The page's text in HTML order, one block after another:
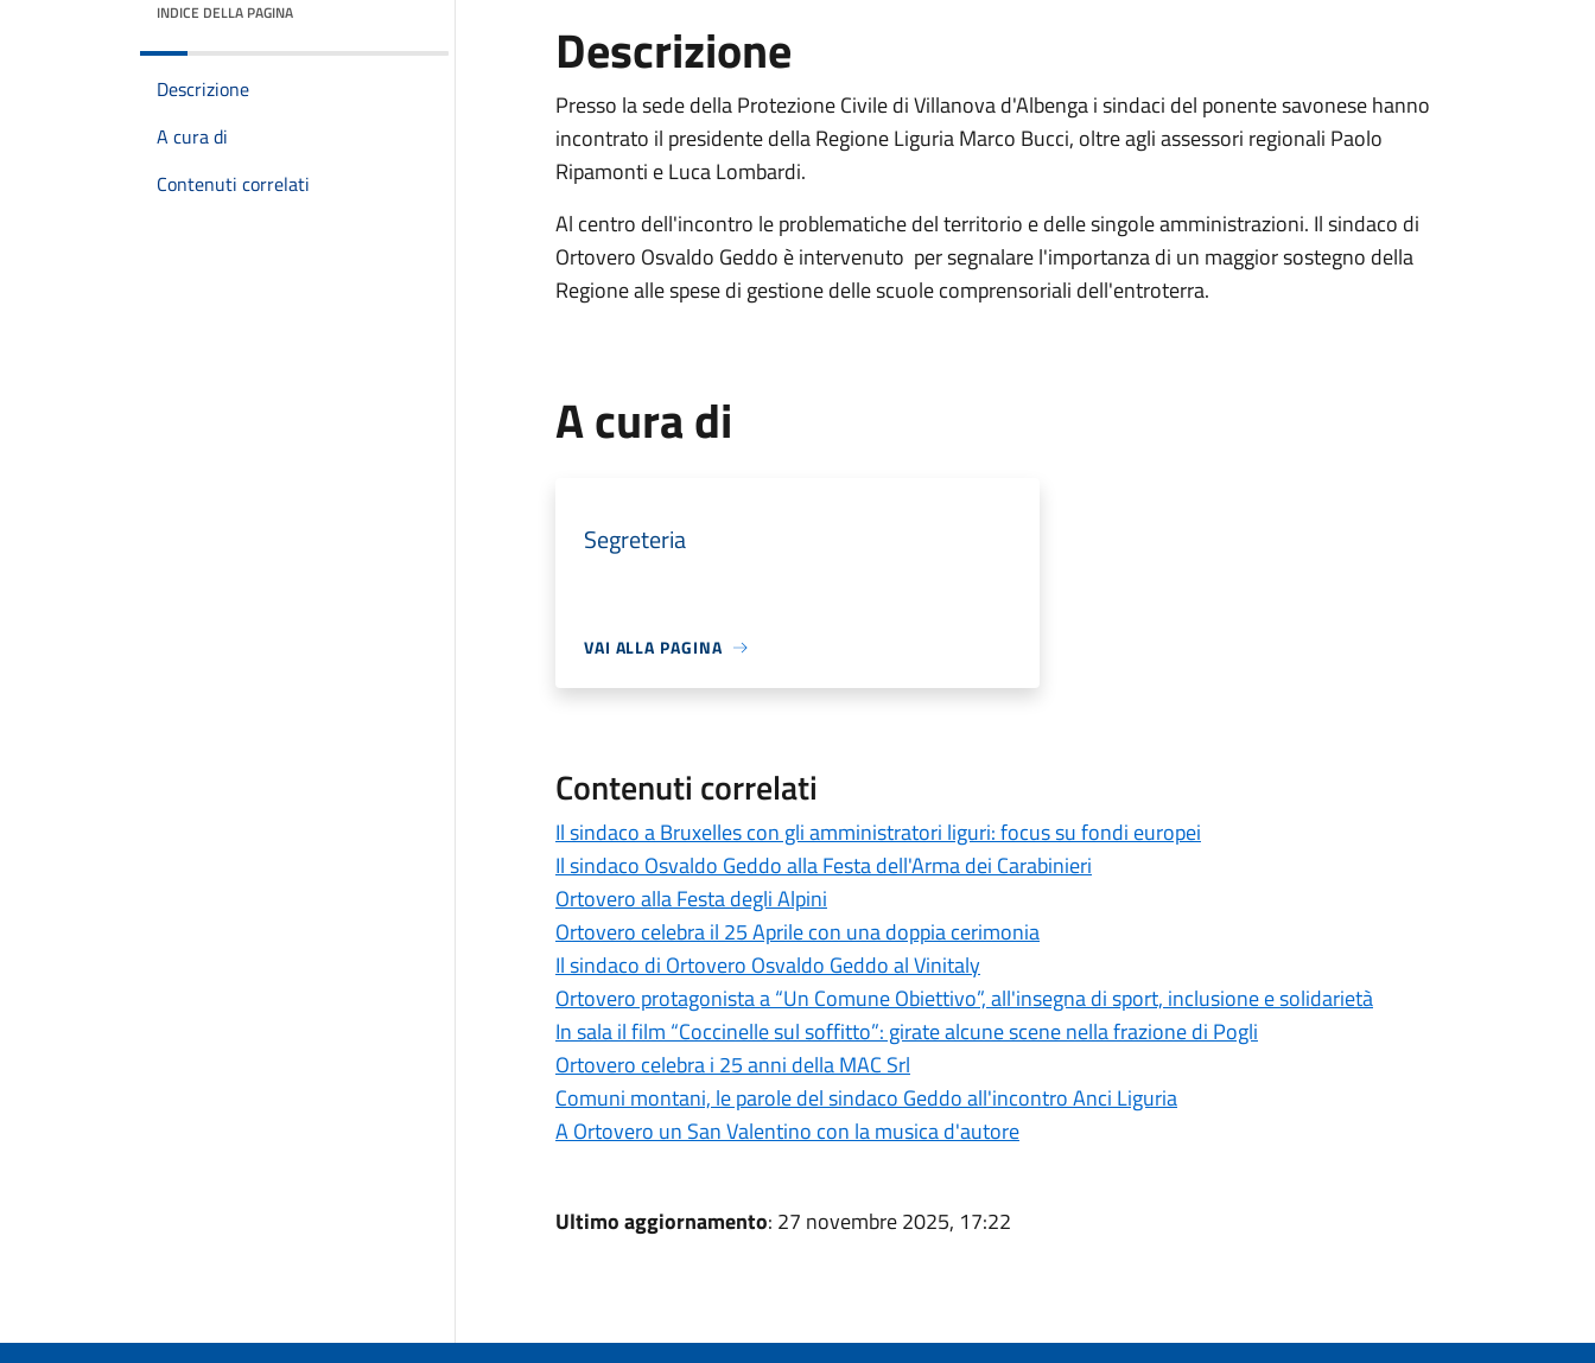
INDICE DELLA PAGINA
Descrizione
A cura di
Contenuti correlati
Descrizione
Presso la sede della Protezione Civile di Villanova d'Albenga i sindaci del ponente savonese hanno
incontrato il presidente della Regione Liguria Marco Bucci, oltre agli assessori regionali Paolo
Ripamonti e Luca Lombardi.
Al centro dell'incontro le problematiche del territorio e delle singole amministrazioni. Il sindaco di
Ortovero Osvaldo Geddo è intervenuto per segnalare l'importanza di un maggior sostegno della
Regione alle spese di gestione delle scuole comprensoriali dell'entroterra.
A cura di
Segreteria
VAI ALLA PAGINA
Contenuti correlati
Il sindaco a Bruxelles con gli amministratori liguri: focus su fondi europei
Il sindaco Osvaldo Geddo alla Festa dell'Arma dei Carabinieri
Ortovero alla Festa degli Alpini
Ortovero celebra il 25 Aprile con una doppia cerimonia
Il sindaco di Ortovero Osvaldo Geddo al Vinitaly
Ortovero protagonista a “Un Comune Obiettivo”, all'insegna di sport, inclusione e solidarietà
In sala il film “Coccinelle sul soffitto”: girate alcune scene nella frazione di Pogli
Ortovero celebra i 25 anni della MAC Srl
Comuni montani, le parole del sindaco Geddo all'incontro Anci Liguria
A Ortovero un San Valentino con la musica d'autore
Ultimo aggiornamento: 27 novembre 2025, 17:22